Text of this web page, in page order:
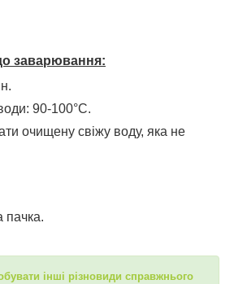
заварювання:
90-100°С.
очищену свіжу воду, яка не
пачка.
інші різновиди справжнього